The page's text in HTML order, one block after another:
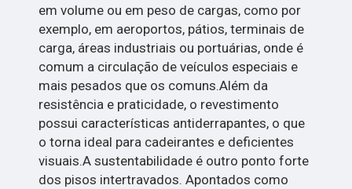
em volume ou em peso de cargas, como por
exemplo, em aeroportos, pátios, terminais de
carga, áreas industriais ou portuárias, onde é
comum a circulação de veículos especiais e
mais pesados que os comuns.Além da
resistência e praticidade, o revestimento
possui características antiderrapantes, o que
o torna ideal para cadeirantes e deficientes
visuais.A sustentabilidade é outro ponto forte
dos pisos intertravados. Apontados como